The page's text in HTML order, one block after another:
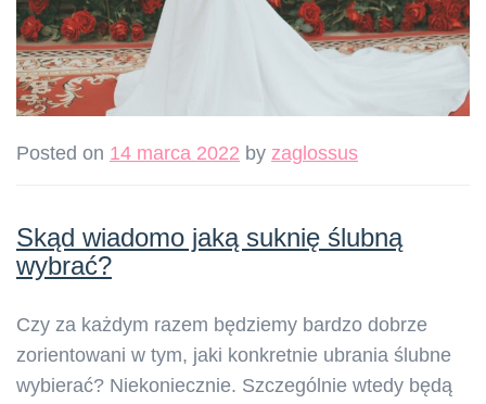
Posted on 14 marca 2022 by zaglossus
Skąd wiadomo jaką suknię ślubną
wybrać?
Czy za każdym razem będziemy bardzo dobrze
zorientowani w tym, jaki konkretnie ubrania ślubne
wybierać? Niekoniecznie. Szczególnie wtedy będą